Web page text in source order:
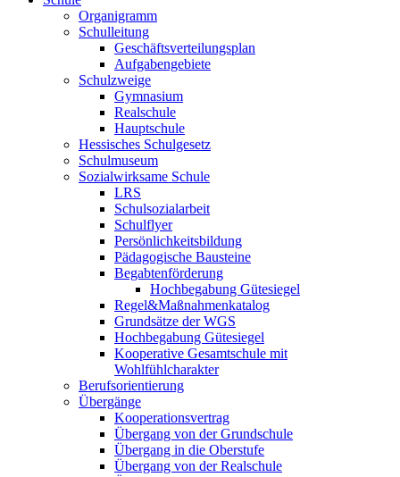
Organigramm
Schulleitung
Geschäftsverteilungsplan
Aufgabengebiete
Schulzweige
Gymnasium
Realschule
Hauptschule
Hessisches Schulgesetz
Schulmuseum
Sozialwirksame Schule
LRS
Schulsozialarbeit
Schulflyer
Persönlichkeitsbildung
Pädagogische Bausteine
Begabtenförderung
Hochbegabung Gütesiegel
Regel&Maßnahmenkatalog
Grundsätze der WGS
Hochbegabung Gütesiegel
Kooperative Gesamtschule mit
Wohlfühlcharakter
Berufsorientierung
Übergänge
Kooperationsvertrag
Übergang von der Grundschule
Übergang in die Oberstufe
Übergang von der Realschule